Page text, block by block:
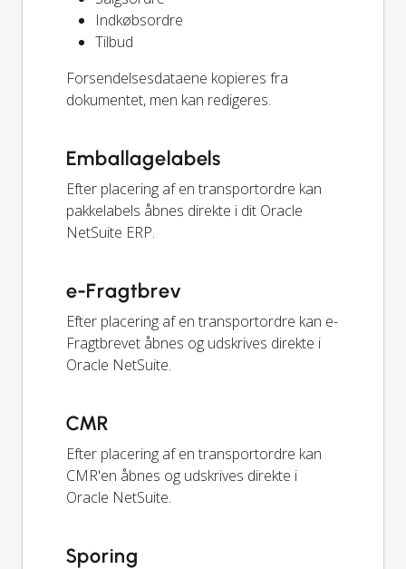
Indkøbsordre
Tilbud
Forsendelsesdataene kopieres fra
dokumentet, men kan redigeres.
Emballagelabels
Efter placering af en transportordre kan
pakkelabels åbnes direkte i dit Oracle
NetSuite ERP.
e-Fragtbrev
Efter placering af en transportordre kan e-
Fragtbrevet åbnes og udskrives direkte i
Oracle NetSuite.
CMR
Efter placering af en transportordre kan
CMR'en åbnes og udskrives direkte i
Oracle NetSuite.
Sporing